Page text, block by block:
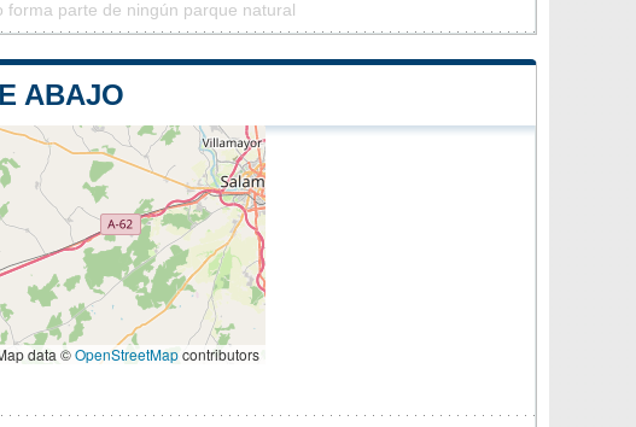
forma parte de ningún parque natural
ABAJO
data ©OpenStreetMapcontributors